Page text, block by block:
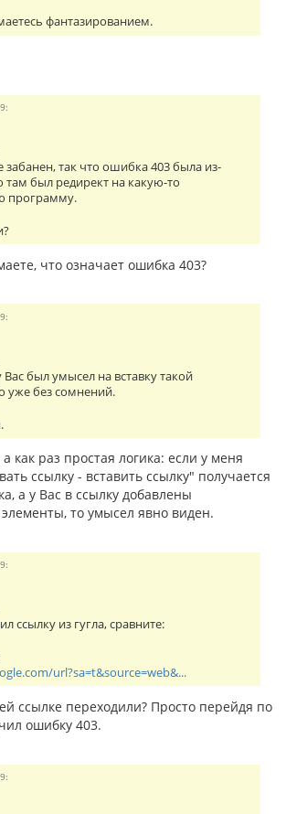
фантазированием.
забанен, так что ошибка 403 была из-
там был редирект на какую-то
программу.
что означает ошибка 403?
Вас был умысел на вставку такой
уже без сомнений.
как раз простая логика: если у меня
ссылку - вставить ссылку" получается
а у Вас в ссылку добавлены
то умысел явно виден.
ссылку из гугла, сравните:
url?sa=t&source=web&...
ссылке переходили? Просто перейдя по
ошибку 403.